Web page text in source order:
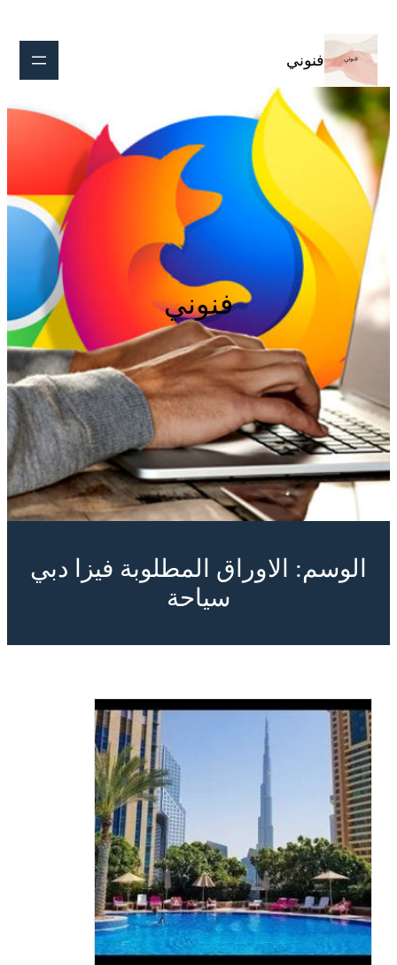
المحتوى
فنوني
فنوني
الوسم:
الاوراق المطلوبة فيزا دبي
سياحة